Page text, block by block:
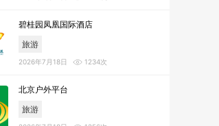
碧桂园凤凰国际酒店
旅游
2026年7月18日 1234次
北京户外平台
旅游